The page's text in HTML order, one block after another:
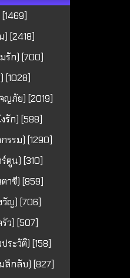
[2418]
รัก) [700]
[1028]
ญภัย) [2019]
รัก) [588]
รรม) [1290]
ตูน) [310]
าซี) [859]
ญ) [706]
ว) [507]
ระวัติ) [158]
ลึกลับ) [827]